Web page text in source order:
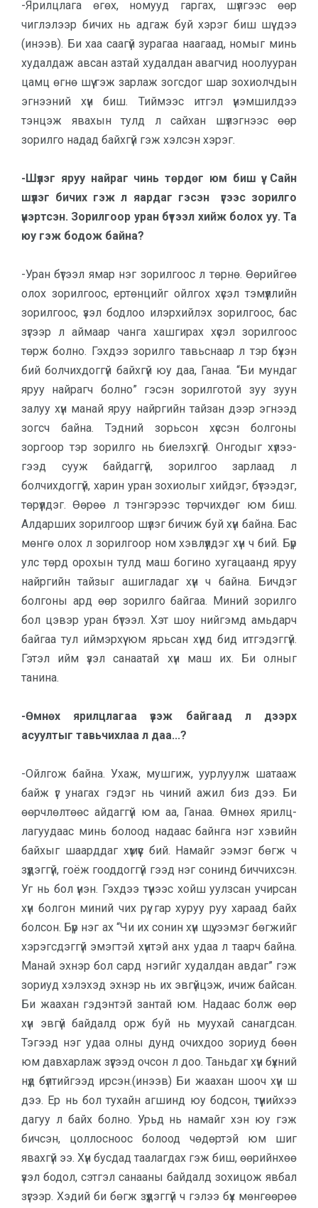
-Ярилцлага өгөх, номууд гаргах, шүлгээс өөр
чиглэлээр бичих нь адгаж буй хэрэг биш шүү дээ
(инээв). Би хаа саагүй зурагаа наагаад, номыг минь
худалдаж авсан азтай худалдан авагчид ноолууран
цамц өгнө шүү гэж зарлаж зогсдог шар зохиолчдын
эг­нээ­ний хүн биш. Тиймээс итгэл үнэм­шилдээ
тэнцэж явахын тулд л сайхан шүлэгнээс өөр
зорилго надад байхгүй гэж хэлсэн хэрэг.
-Шүлэг яруу найраг чинь төрдөг юм биш үү. Сайн
шүлэг бичих гэж л яардаг гэсэн үгээс зорилго
үнэртсэн. Зорилгоор уран бүтээл хийж болох уу. Та
юу гэж бодож байна?
-Уран бүтээл ямар нэг зорилгоос л төрнө. Өөрийгөө
олох зорилгоос, ертөнцийг ойлгох хүсэл тэмүүллийн
зорилгоос, үзэл бодлоо илэрхийлэх зорилгоос, бас
зүгээр л аймаар чанга хашгирах хүсэл зорилгоос
төрж болно. Гэхдээ зорилго тавьснаар л тэр бүхэн
бий болчихдоггүй байхгүй юу даа, Ганаа. “Би мундаг
яруу найрагч болно” гэсэн зорилготой зуу зуун
залуу хүн манай яруу найргийн тай­зан дээр эгнээд
зогсч байна. Тэдний зорьсон хүссэн болгоны
зоргоор тэр зорилго нь биелэхгүй. Онгодыг хүлээ­
гээд сууж байдаггүй, зорилгоо зар­лаад л
болчихдоггүй, харин уран зохио­лыг хийдэг, бүтээдэг,
төрүүлдэг. Өөрөө л тэнгэрээс төрчихдөг юм биш.
Алдар­ших зорилгоор шүлэг бичиж буй хүн байна. Бас
мөнгө олох л зорилгоор ном хэвлүүлдэг хүн ч бий. Бүр
улс төрд орохын тулд маш богино хуга­цаанд яруу
найргийн тайзыг ашигладаг хүн ч байна. Бичдэг
болго­ны ард өөр зо­рилго байгаа. Миний зорил­го
бол цэ­вэр уран бүтээл. Хэт шоу нийгэмд амь­дарч
байгаа тул иймэрхүү юм ярь­сан хүнд бид итгэдэггүй.
Гэтэл ийм үзэл санаатай хүн маш их. Би олныг
танина.
-Өмнөх ярилцлагаа үзэж бай­гаад л дээрх
асуултыг тавьчих­лаа л даа...?
-Ойлгож байна. Ухаж, мушгиж, уурлуулж шатааж
байж үг унагах гэдэг нь чиний ажил биз дээ. Би
өөрчлөлтөөс айдаггүй юм аа, Ганаа. Өмнөх ярилц­
лагуудаас минь болоод надаас байнга нэг хэвийн
байхыг шаарддаг хүмүүс бий. Намайг ээмэг бөгж ч
зүүдэггүй, гоёж гооддоггүй гээд нэг сонинд бич­чихсэн.
Уг нь бол үнэн. Гэхдээ түүнээс хойш уулзсан учирсан
хүн болгон миний чих рүү, гар хуруу руу хараад байх
болсон. Бүр нэг ах “Чи их сонин хүн шүү, ээмэг бөгжийг
хэрэгсдэггүй эмэгтэй хүнтэй анх удаа л таарч байна.
Манай эхнэр бол сард нэгийг худалдан авдаг” гэж
зориуд хэлэхэд эхнэр нь их эвгүйцэж, ичиж байсан.
Би жаахан гэдэнтэй зантай юм. На­даас болж өөр
хүн эвгүй байдалд орж буй нь муухай санагдсан.
Тэгээд нэг удаа олны дунд очихдоо зориуд бөөн
юм давхарлаж зүүгээд очсон л доо. Таньдаг хүн бүхний
нүд бүлтийгээд ирсэн.(инээв) Би жаахан шооч хүн ш
дээ. Ер нь бол тухайн агшинд юу бодсон, түүнийхээ
дагуу л байх болно. Урьд нь намайг хэн юу гэж
бичсэн, цол­лосноос болоод чөдөртэй юм шиг
явахгүй ээ. Хүн бусдад таалагдах гэж биш, өөрийнхөө
үзэл бодол, сэтгэл са­наа­ны байдалд зохицож явбал
зүгээр. Хэдий би бөгж зүүдэггүй ч гэлээ бүх мөнгөөрөө